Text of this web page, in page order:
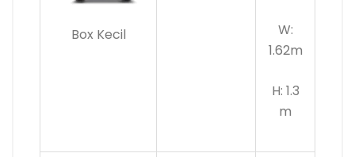
Box Kecil
W:
1.62m
H: 1.3
m